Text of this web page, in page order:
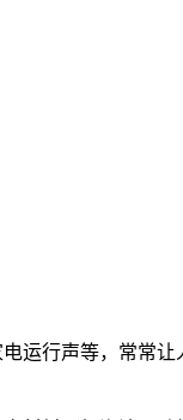
运行声等，常常让